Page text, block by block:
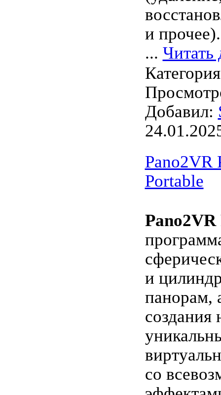
и прочее).
... Читать
Добавил:
Pano2VR
Portable
Pano2VR
и
панорам,
создания
со